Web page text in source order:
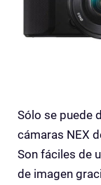
Sólo se puede
cámaras NEX
Son fáciles de
de imagen